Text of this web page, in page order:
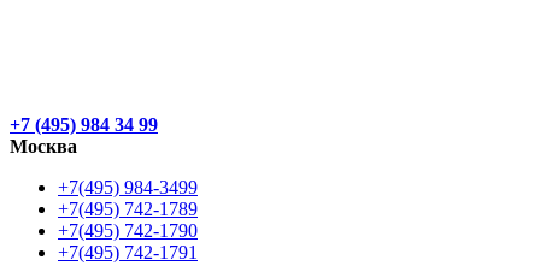
+7 (495) 984 34 99
Москва
+7(495) 984-3499
+7(495) 742-1789
+7(495) 742-1790
+7(495) 742-1791